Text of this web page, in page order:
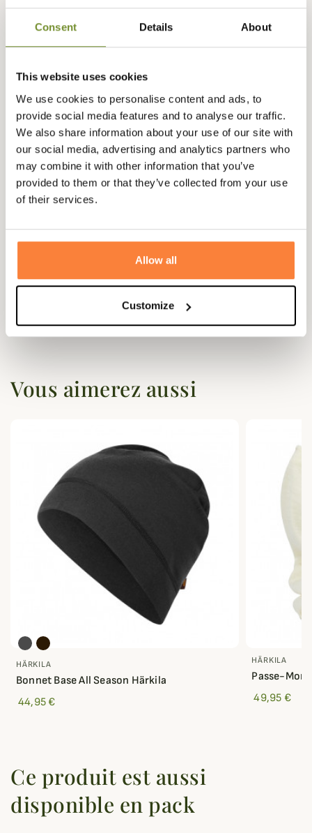
Consent Details About
This website uses cookies
We use cookies to personalise content and ads, to
provide social media features and to analyse our traffic.
We also share information about your use of our site with
our social media, advertising and analytics partners who
may combine it with other information that you’ve
provided to them or that they’ve collected from your use
of their services.
Allow all
Customize
exceptionnelle même en pleine action !
Composition 100% Laine Mérinos
Genre Homme
Matière Laine Mérinos "Mulesing Free"
Coloris Marron
Questions (FAQs)
Questions (FAQs)
Vous aimerez aussi
HÄRKILA
Bonnet Base All Season Härkila
44,95 €
HÄRKILA
Passe-
49,95 €
Ce produit est aussi
disponible en pack